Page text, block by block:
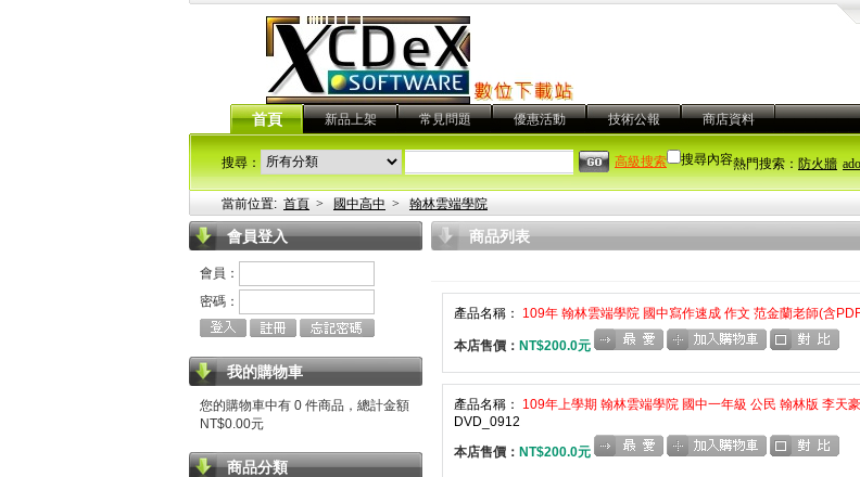
首頁 新品上架 常見問題 優惠活動 技術公報 商店資料
熱門搜索：防火牆
搜尋： 搜尋內容
高級搜索
當前位置: 首頁 > 國中高中 > 翰林雲端學院
會員登入
會員：
密碼：
我的購物車
您的購物車中有 0 件商品，總計金額
NT$0.00元
商品分類
商品列表
產品名稱： 109年 翰林雲端學院 國中寫作速成 作文 范金蘭老師(含
本店售價： NT$200.0元
產品名稱： 109年上學期 翰林雲端學院 國中一年級 公民 翰林版 李天
DVD_0912
本店售價： NT$200.0元